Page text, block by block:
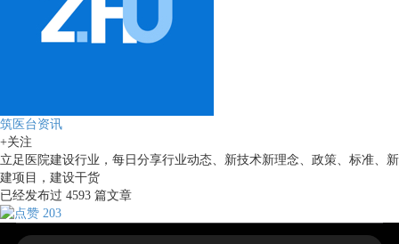
筑医台资讯
+关注
立足医院建设行业，每日分享行业动态、新技术新理念、政策、标准、新
建项目，建设干货
已经发布过 4593 篇文章
203